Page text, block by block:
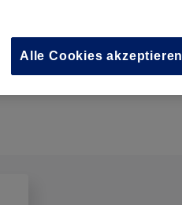
Alle Cookies akzeptieren